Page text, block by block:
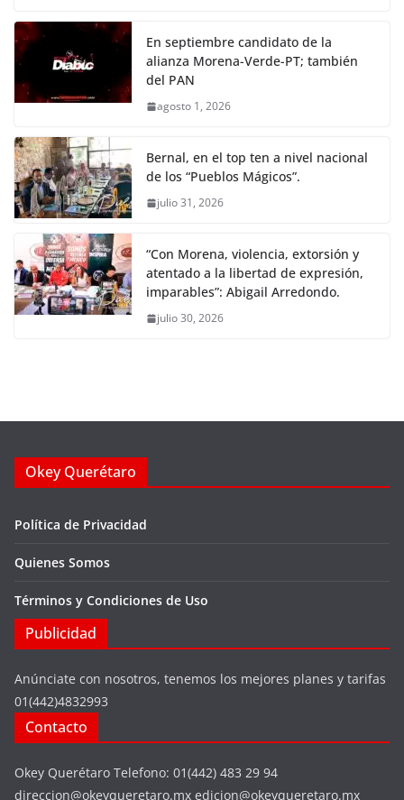
En septiembre candidato de la
alianza Morena-Verde-PT; también
del PAN
agosto 1, 2026
Bernal, en el top ten a nivel nacional
de los “Pueblos Mágicos”.
julio 31, 2026
“Con Morena, violencia, extorsión y
atentado a la libertad de expresión,
imparables”: Abigail Arredondo.
julio 30, 2026
Okey Querétaro
Política de Privacidad
Quienes Somos
Términos y Condiciones de Uso
Publicidad
Anúnciate con nosotros, tenemos los mejores planes y tarifas
01(442)4832993
Contacto
Okey Querétaro Telefono: 01(442) 483 29 94
direccion@okeyqueretaro.mx edicion@okeyqueretaro.mx